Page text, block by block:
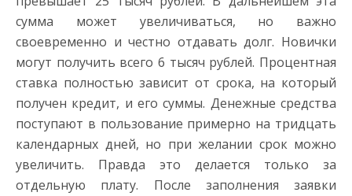
сумма может увеличиваться, но важно
своевременно и честно отдавать долг. Новички
могут получить всего 6 тысяч рублей. Процентная
ставка полностью зависит от срока, на который
получен кредит, и его суммы. Денежные средства
поступают в пользование примерно на тридцать
календарных дней, но при желании срок можно
увеличить. Правда это делается только за
отдельную плату. После заполнения заявки